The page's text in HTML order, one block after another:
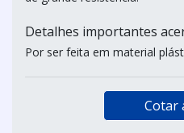
Detalhes importantes
Por ser feita em material
Cotar